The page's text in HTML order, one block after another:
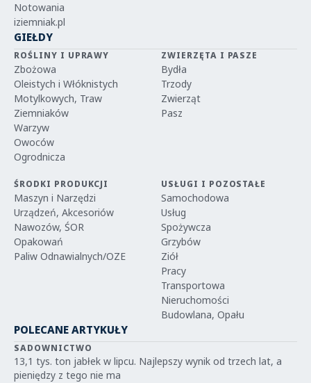
Notowania
iziemniak.pl
GIEŁDY
ROŚLINY I UPRAWY
Zbożowa
Oleistych i Włóknistych
Motylkowych, Traw
Ziemniaków
Warzyw
Owoców
Ogrodnicza
ZWIERZĘTA I PASZE
Bydła
Trzody
Zwierząt
Pasz
ŚRODKI PRODUKCJI
Maszyn i Narzędzi
Urządzeń, Akcesoriów
Nawozów, ŚOR
Opakowań
Paliw Odnawialnych/OZE
USŁUGI I POZOSTAŁE
Samochodowa
Usług
Spożywcza
Grzybów
Ziół
Pracy
Transportowa
Nieruchomości
Budowlana, Opału
POLECANE ARTYKUŁY
SADOWNICTWO
13,1 tys. ton jabłek w lipcu. Najlepszy wynik od trzech lat, a
pieniędzy z tego nie ma